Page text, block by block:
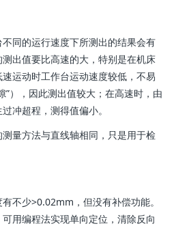
同的运行速度下所测出的结果会有
出值要比高速的大，特别是在机床
运动时工作台运动速度较低，不易
”），因此测出值较大；在高速时，由
冲超程，测得值偏小。
量方法与直线轴相同，只是用于检
少>0.02mm，但没有补偿功能。
用编程法实现单向定位，清除反向